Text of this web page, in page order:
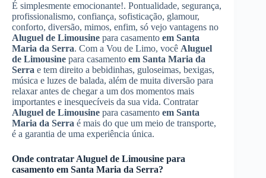
É simplesmente emocionante!. Pontualidade, segurança,
profissionalismo, confiança, sofisticação, glamour,
conforto, diversão, mimos, enfim, só vejo vantagens no
Aluguel de Limousine para casamento em Santa
Maria da Serra. Com a Vou de Limo, você Aluguel
de Limousine para casamento em Santa Maria da
Serra e tem direito a bebidinhas, guloseimas, bexigas,
música e luzes de balada, além de muita diversão para
relaxar antes de chegar a um dos momentos mais
importantes e inesquecíveis da sua vida. Contratar
Aluguel de Limousine para casamento em Santa
Maria da Serra é mais do que um meio de transporte,
é a garantia de uma experiência única.
Onde contratar Aluguel de Limousine para
casamento em Santa Maria da Serra?